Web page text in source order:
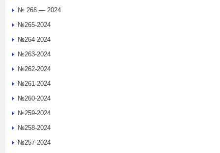
№ 266 — 2024
№265-2024
№264-2024
№263-2024
№262-2024
№261-2024
№260-2024
№259-2024
№258-2024
№257-2024